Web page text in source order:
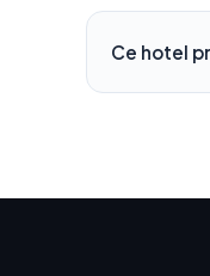
Ce hotel